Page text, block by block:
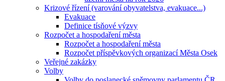
Krizové řízení (varování obyvatelstva, evakuace...)
Evakuace
Definice tísňové výzvy
Rozpočet a hospodaření města
Rozpočet a hospodaření města
Rozpočet příspěvkových organizací Města Osek
Veřejné zakázky
Volby